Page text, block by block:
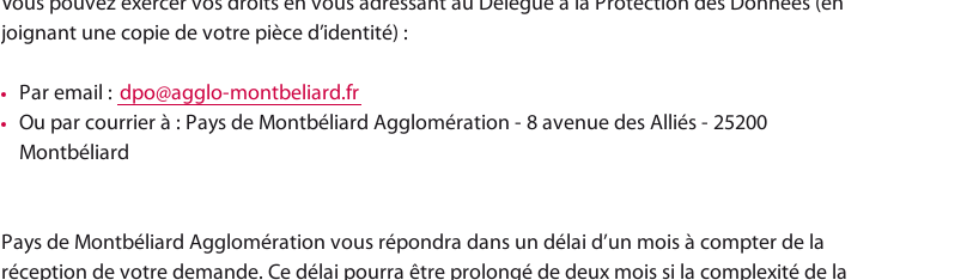
joignant une copie de votre pièce d’identité) :
Par email : dpo@agglo-montbeliard.fr
Ou par courrier à : Pays de Montbéliard Agglomération - 8 avenue des Alliés - 25200
Montbéliard
Pays de Montbéliard Agglomération vous répondra dans un délai d’un mois à compter de la
réception de votre demande. Ce délai pourra être prolongé de deux mois si la complexité de la